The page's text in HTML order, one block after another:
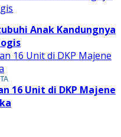
Anak Kandungnya
16 Unit di DKP Majene